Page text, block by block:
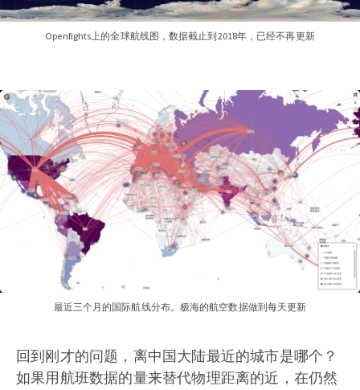
Openfights上的全球航线图，数据截止到2018年，已经不再更新
最近三个月的国际航线分布。极海的航空数据做到每天更新
回到刚才的问题，离中国大陆最近的城市是哪个？
如果用航班数据的量来替代物理距离的近，在仍然